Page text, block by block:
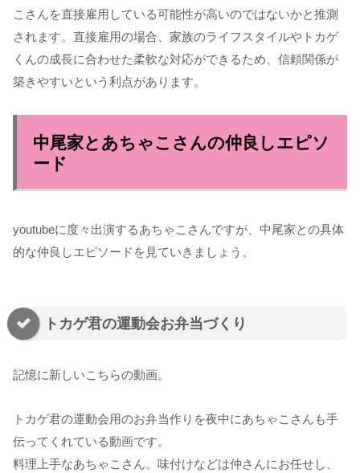
こさんを直接雇用している可能性が高いのではないかと推測
されます。直接雇用の場合、家族のライフスタイルやトカゲ
くんの成長に合わせた柔軟な対応ができるため、信頼関係が
築きやすいという利点があります。
中尾家とあちゃこさんの仲良しエピソ
ード
youtubeに度々出演するあちゃこさんですが、中尾家との具体
的な仲良しエピソードを見ていきましょう。
トカゲ君の運動会お弁当づくり
記憶に新しいこちらの動画。
トカゲ君の運動会用のお弁当作りを夜中にあちゃこさんも手
伝ってくれている動画です。
料理上手なあちゃこさん。味付けなどは仲さんにお任せし、